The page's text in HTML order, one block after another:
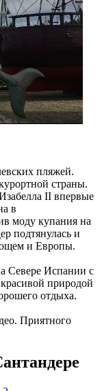
пляжей.
страны.
II впервые
в
моду купания на
подтянулась и
и Европы.
Севере Испании с
природой
отдыха.
Приятного